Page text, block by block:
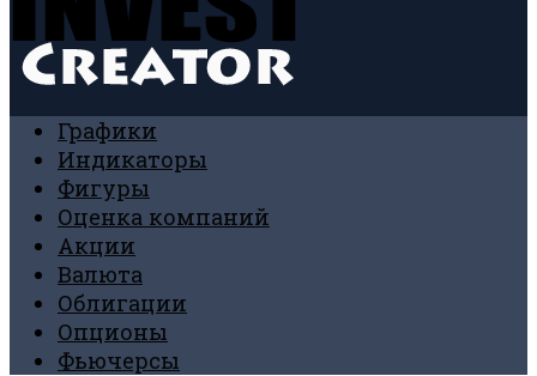
Графики
Индикаторы
Фигуры
Оценка компаний
Акции
Валюта
Облигации
Опционы
Фьючерсы